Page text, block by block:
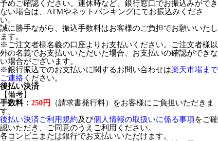
予めご確認ください。連休時など、銀行窓口でお振込みができ
ない場合は、ATMやネットバンキングにてお振込みくださ
い。
誠に勝手ながら、振込手数料はお客様のご負担でお願いいたし
ます。
※ご注文者様名義の口座よりお支払いください。ご注文者様以
外の名義でお支払いいただいた場合、お支払いの確認ができな
い場合がございます。
※銀行振込でのお支払いに関するお問い合わせは楽天市場まで
ご連絡 ください。
後払い決済
【備考】
手数料： 250円
（請求書発行料）をお客様にご負担いただきま
す。
後払い決済ご利用規約及び個人情報の取扱いに係る事項をご確
認いただき、ご同意のうえご利用ください。
各コンビニまたは銀行でお支払いいただけます。